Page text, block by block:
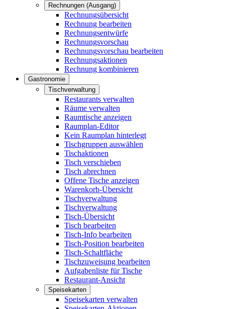
Rechnungen (Ausgang)
Rechnungsübersicht
Rechnung bearbeiten
Rechnungsentwürfe
Rechnungsvorschau
Rechnungsvorschau bearbeiten
Rechnungsaktionen
Rechnung kombinieren
Gastronomie
Tischverwaltung
Restaurants verwalten
Räume verwalten
Raumtische anzeigen
Raumplan-Editor
Kein Raumplan hinterlegt
Tischgruppen auswählen
Tischaktionen
Tisch verschieben
Tisch abrechnen
Offene Tische anzeigen
Warenkorb-Übersicht
Tischverwaltung
Tischverwaltung
Tisch-Übersicht
Tisch bearbeiten
Tisch-Info bearbeiten
Tisch-Position bearbeiten
Tisch-Schaltfläche
Tischzuweisung bearbeiten
Aufgabenliste für Tische
Restaurant-Ansicht
Speisekarten
Speisekarten verwalten